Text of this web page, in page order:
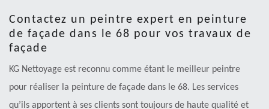
Contactez un peintre expert en peinture
de façade dans le 68 pour vos travaux de
façade
KG Nettoyage est reconnu comme étant le meilleur peintre
pour réaliser la peinture de façade dans le 68. Les services
qu’ils apportent à ses clients sont toujours de haute qualité et